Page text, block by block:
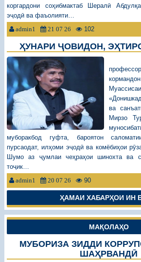
коргардони соҳибмактаб Шералӣ
эҷодӣ ва фаъолияти…
admin1 21 07 26 102
ҲУНАРИ ҶОВИДОН,
ва
Мирзо
муборакбод гуфта, бароятон
пурсаодат, илҳоми эҷодӣ ва комёбиҳои
Шумо аз ҷумлаи чеҳраҳои шинохта ва
тоҷик…
admin1 20 07 26 90
ҲАМАИ ХАБАРҲОИ ИН
МАҚОЛАҲО
МУБОРИЗА ЗИДДИ
ШАҲРВАНДӢ